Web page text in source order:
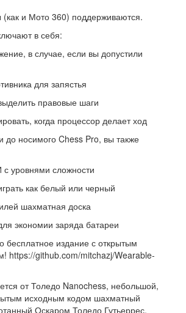
(как и Мото 360) поддерживаются.
в себя:
в случае, если вы допустили
для запястья
правовые шаги
когда процессор делает ход
до носимого Chess Pro, вы также
уровнями сложности
как белый или черный
шахматная доска
экономии заряда батареи
бесплатное издание с открытым
https://github.com/mitchazj/Wearable-
от Толедо Nanochess, небольшой,
исходным кодом шахматный
Оскаром Толедо Гутьеррес.